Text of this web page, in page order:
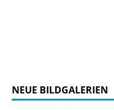
NEUE BILDGALERIEN